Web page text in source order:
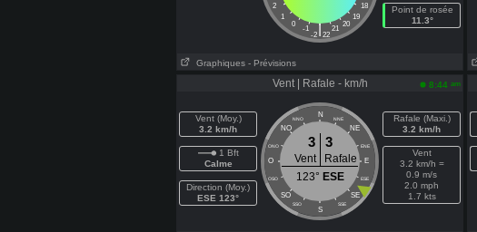
2
18
1
19
0
20
-1 21
|
-2 22
Point de rosée
11.3°
Graphiques - Prévisions
Vent | Rafale - km/h 8:44 am
Vent (Moy.)
3.2 km/h
1 Bft
Calme
Direction (Moy.)
ESE 123°
N
NNO NNE
NO NE
ONO ENE
O E
OSO ESE
SO SE
SSO SSE
S
3 3
Vent
Rafale
123° ESE
Rafale (Maxi.)
3.2 km/h
Vent
3.2 km/h =
0.9 m/s
2.0 mph
1.7 kts